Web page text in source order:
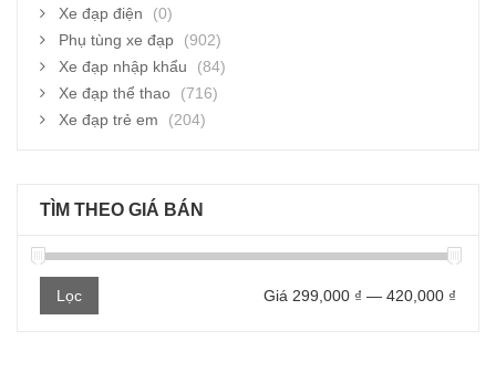
Xe đạp điện
(0)
Phụ tùng xe đạp
(902)
Xe đạp nhập khẩu
(84)
Xe đạp thể thao
(716)
Xe đạp trẻ em
(204)
TÌM THEO GIÁ BÁN
Giá
Giá
Lọc Giá 299,000 ₫ — 420,000 ₫